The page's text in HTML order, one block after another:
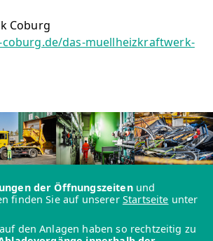
Coburg
das-muellheizkraftwerk-
der Öffnungszeitenund
finden Sie auf unserer Startseite unter
den Anlagen haben so rechtzeitig zu